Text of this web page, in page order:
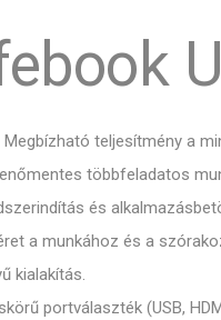
Megbízható teljesítmény a
többfeladatos
és
a munkához és a
kialakítás.
portválaszték (USB,